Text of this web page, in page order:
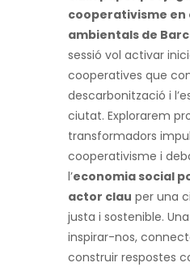
cooperativisme en
ambientals de
sessió vol activar
cooperatives que
descarbonització i
ciutat. Explorarem
transformadors
cooperativisme i
l’economia social
actor clau per una
justa i sostenible.
inspirar-nos,
construir respostes